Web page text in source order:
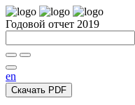
Годовой отчет 2019
en
Скачать PDF